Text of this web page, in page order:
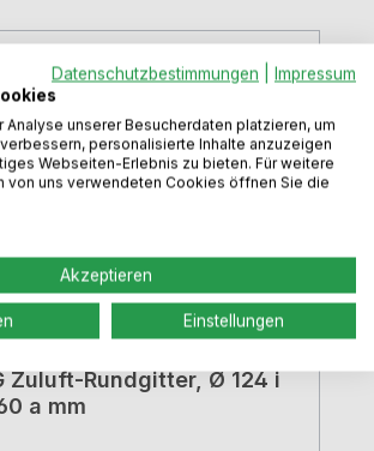
Zuluft-Rundgitter, Ø 124 i
a mm
Datenschutzbestimmungen
Impressum
Analyse unserer Besucherdaten platzieren, um
personalisierte Inhalte anzuzeigen
Webseiten-Erlebnis zu bieten. Für weitere
von uns verwendeten Cookies öffnen Sie die
Akzeptieren
Einstellungen